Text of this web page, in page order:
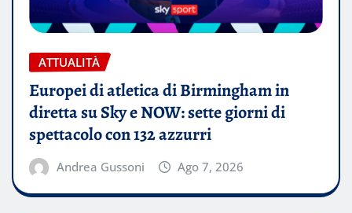
ATTUALITÀ
Europei di atletica di Birmingham in
diretta su Sky e NOW: sette giorni di
spettacolo con 132 azzurri
Andrea Gussoni Ago 7, 2026